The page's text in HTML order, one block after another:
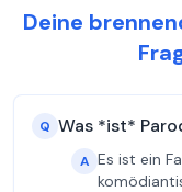
Deine
Q Was *ist*
A Es ist ein